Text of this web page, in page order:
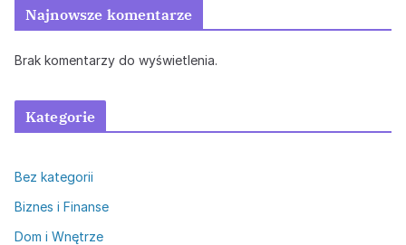
Najnowsze komentarze
Brak komentarzy do wyświetlenia.
Kategorie
Bez kategorii
Biznes i Finanse
Dom i Wnętrze